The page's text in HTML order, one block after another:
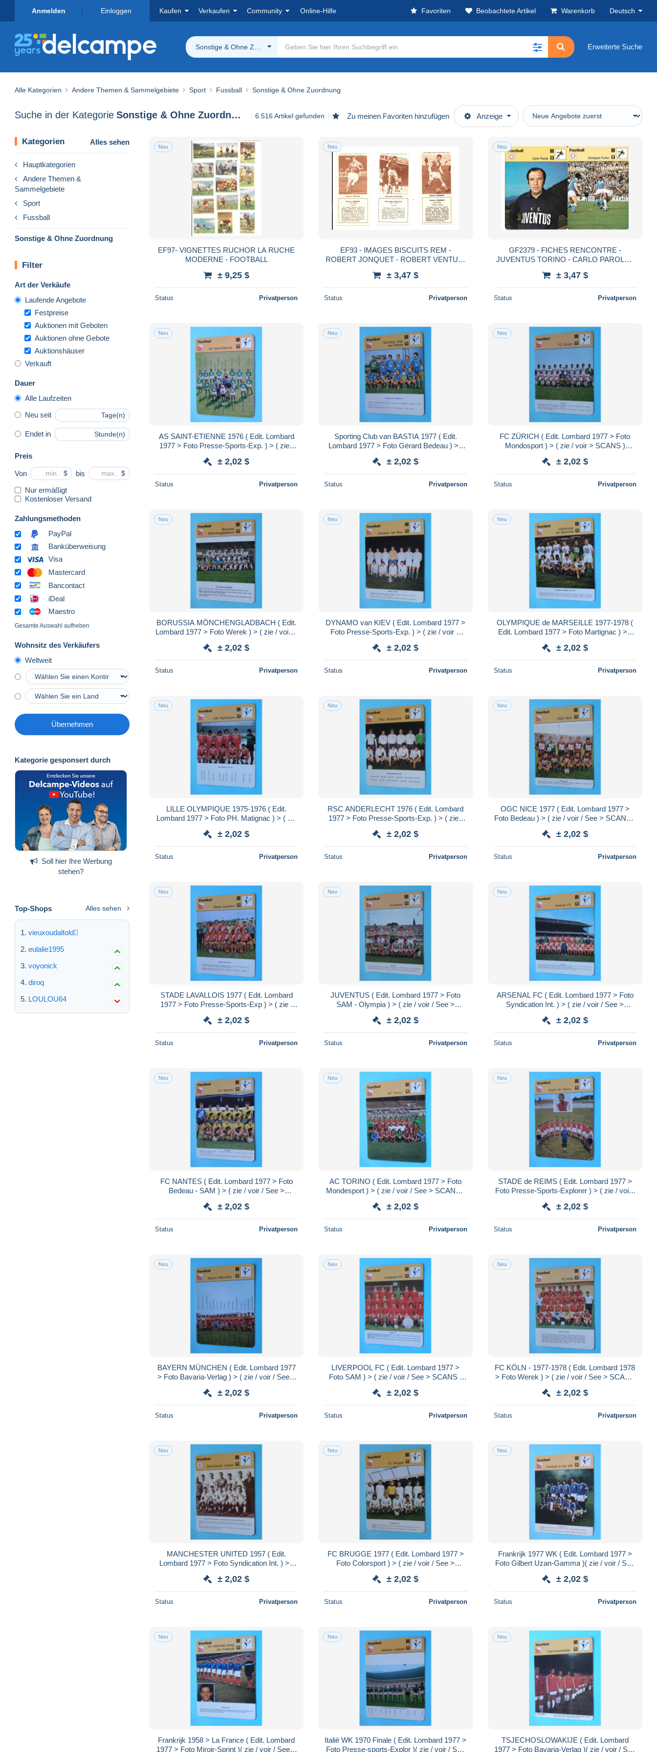
Anmelden Einloggen Kaufen Verkaufen Community Online-Hilfe Favoriten Beobachtete Artikel Warenkorb Deutsch
Sonstige & Ohne Zuordnung Erweiterte Suche
Alle Kategorien Andere Themen & Sammelgebiete Sport Fussball Sonstige & Ohne Zuordnung
Suche in der Kategorie Sonstige & Ohne Zuordnung 6.516 Artikel gefunden Zu meinen Favoriten hinzufügen Anzeige
Kategorien Alles sehen
Hauptkategorien
Andere Themen &
Sammelgebiete
Sport
Fussball
Sonstige & Ohne Zuordnung
Filter
Art der Verkäufe
Laufende Angebote
Festpreise
Auktionen mit Geboten
Auktionen ohne Gebote
Auktionshäuser
Verkauft
Dauer
Alle Laufzeiten
Neu seit Tage(n)
Endet in Stunde(n)
Preis
Von $ bis $
Nur ermäßigt
Kostenloser Versand
Zahlungsmethoden
PayPal
Banküberweisung
Visa
Mastercard
Bancontact
iDeal
Maestro
Gesamte Auswahl aufheben
Wohnsitz des Verkäufers
Weltweit
Übernehmen
Kategorie gesponsert durch
Soll hier Ihre Werbung
stehen?
Top-Shops Alles sehen
vieuxoudaltold
eulalie1995
voyonick
diroq
LOULOU64
Neu
EF97- VIGNETTES RUCHOR LA RUCHE
MODERNE - FOOTBALL
± 9,25 $
Status Privatperson
Neu
EF93 - IMAGES BISCUITS REM -
ROBERT JONQUET - ROBERT VENTURI
± 3,47 $
Status Privatperson
Neu
GF2379 - FICHES RENCONTRE -
JUVENTUS TORINO - CARLO PAROLA -
± 3,47 $
Status Privatperson
Neu
AS SAINT-ETIENNE 1976 ( Edit. Lombard
1977 > Foto Presse-Sports-Exp. ) > ( zie /
± 2,02 $
Status Privatperson
Neu
Sporting Club van BASTIA 1977 ( Edit.
Lombard 1977 > Foto Gérard Bedeau ) > (
± 2,02 $
Status Privatperson
Neu
FC ZÜRICH ( Edit. Lombard 1977 > Foto
Mondosport ) > ( zie / voir > SCANS )
± 2,02 $
Status Privatperson
Neu
BORUSSIA MÖNCHENGLADBACH ( Edit.
Lombard 1977 > Foto Werek ) > ( zie / voir >
± 2,02 $
Status Privatperson
Neu
DYNAMO van KIEV ( Edit. Lombard 1977 >
Foto Presse-Sports-Exp. ) > ( zie / voir >
± 2,02 $
Status Privatperson
Neu
OLYMPIQUE de MARSEILLE 1977-1978 (
Edit. Lombard 1977 > Foto Martignac ) > (
± 2,02 $
Status Privatperson
Neu
LILLE OLYMPIQUE 1975-1976 ( Edit.
Lombard 1977 > Foto PH. Matignac ) > ( zie
± 2,02 $
Status Privatperson
Neu
RSC ANDERLECHT 1976 ( Edit. Lombard
1977 > Foto Presse-Sports-Exp. ) > ( zie /
± 2,02 $
Status Privatperson
Neu
OGC NICE 1977 ( Edit. Lombard 1977 >
Foto Bedeau ) > ( zie / voir / See > SCANS )
± 2,02 $
Status Privatperson
Neu
STADE LAVALLOIS 1977 ( Edit. Lombard
1977 > Foto Presse-Sports-Exp ) > ( zie /
± 2,02 $
Status Privatperson
Neu
JUVENTUS ( Edit. Lombard 1977 > Foto
SAM - Olympia ) > ( zie / voir / See >
± 2,02 $
Status Privatperson
Neu
ARSENAL FC ( Edit. Lombard 1977 > Foto
Syndication Int. ) > ( zie / voir / See >
± 2,02 $
Status Privatperson
Neu
FC NANTES ( Edit. Lombard 1977 > Foto
Bedeau - SAM ) > ( zie / voir / See >
± 2,02 $
Status Privatperson
Neu
AC TORINO ( Edit. Lombard 1977 > Foto
Mondesport ) > ( zie / voir / See > SCANS )
± 2,02 $
Status Privatperson
Neu
STADE de REIMS ( Edit. Lombard 1977 >
Foto Presse-Sports-Explorer ) > ( zie / voir /
± 2,02 $
Status Privatperson
Neu
BAYERN MÜNCHEN ( Edit. Lombard 1977
> Foto Bavaria-Verlag ) > ( zie / voir / See >
± 2,02 $
Status Privatperson
Neu
LIVERPOOL FC ( Edit. Lombard 1977 >
Foto SAM ) > ( zie / voir / See > SCANS )
± 2,02 $
Status Privatperson
Neu
FC KÖLN - 1977-1978 ( Edit. Lombard 1978
> Foto Werek ) > ( zie / voir / See > SCANS
± 2,02 $
Status Privatperson
Neu
MANCHESTER UNITED 1957 ( Edit.
Lombard 1977 > Foto Syndication Int. ) > (
cm.!
± 2,02 $
Status Privatperson
Neu
FC BRUGGE 1977 ( Edit. Lombard 1977 >
Foto Colorsport ) > ( zie / voir / See >
± 2,02 $
Status Privatperson
Neu
Frankrijk 1977 WK ( Edit. Lombard 1977 >
Foto Gilbert Uzan-Gamma )( zie / voir / See
± 2,02 $
Status Privatperson
Neu
Frankrijk 1958 > La France ( Edit. Lombard
1977 > Foto Miroir-Sprint )( zie / voir / See >
Neu
Italië WK 1970 Finale ( Edit. Lombard 1977 >
Foto Presse-sports-Explor )( zie / voir / See
Neu
TSJECHOSLOWAKIJE ( Edit. Lombard
1977 > Foto Bavaria-Verlag )( zie / voir / See